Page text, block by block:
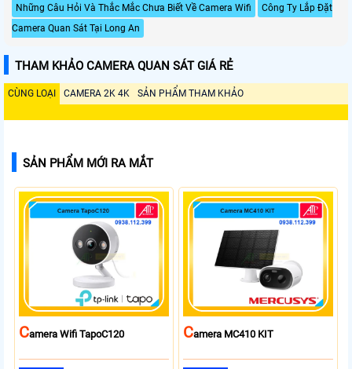
Những Câu Hỏi Và Thắc Mắc Chưa Biết Về Camera Wifi
Công Ty Lắp Đặt
Camera Quan Sát Tại Long An
THAM KHẢO CAMERA QUAN SÁT GIÁ RẺ
CÙNG LOẠI CAMERA 2K 4K SẢN PHẨM THAM KHẢO
SẢN PHẨM MỚI RA MẮT
CAmera Wifi TapoC120 CAmera MC410 KIT